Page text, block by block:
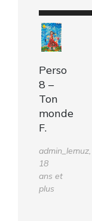
Perso
8 –
Ton
monde
F.
admin_lemuz,
18
ans et
plus